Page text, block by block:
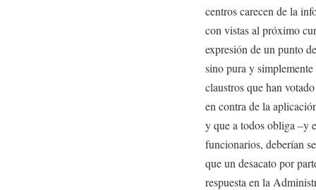
centros carecen de la
con vistas al próximo
expresión de un punto
sino pura y
claustros que han
en contra de la
y que a todos obliga –y
funcionarios, deberían
que un desacato por
respuesta en la